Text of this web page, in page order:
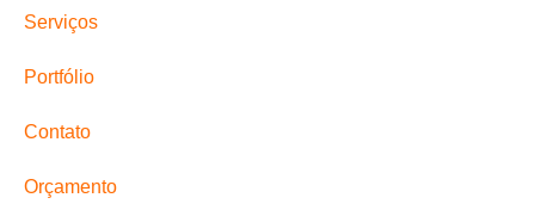
Serviços
Portfólio
Contato
Orçamento